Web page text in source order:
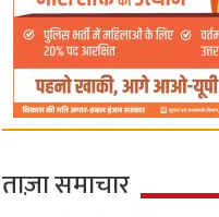
ताज़ा समाचार